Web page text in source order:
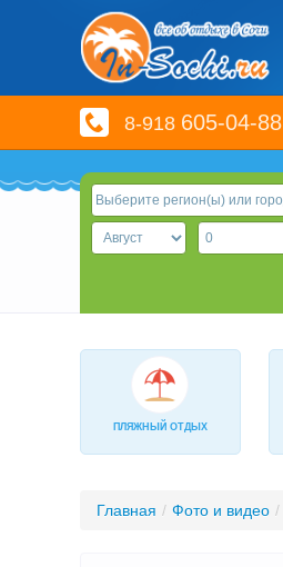
8-918 605-04-88
ПЛЯЖНЫЙ ОТДЫХ
Главная / Фото и видео /